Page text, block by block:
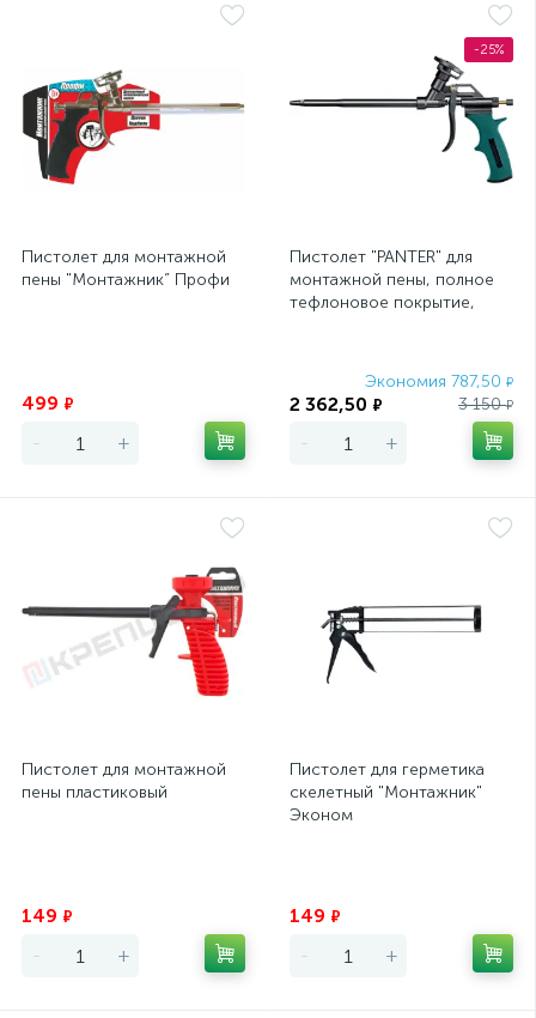
Пистолет для монтажной
пены "Монтажник” Профи
499 ₽
- +
-25%
Пистолет "PANTER" для
монтажной пены, полное
тефлоновое покрытие,
Экономия 787,50 ₽
2 362,50 ₽ 3 150₽
- +
Пистолет для монтажной
пены пластиковый
149 ₽
- +
Пистолет для герметика
скелетный "Монтажник"
Эконом
149 ₽
- +